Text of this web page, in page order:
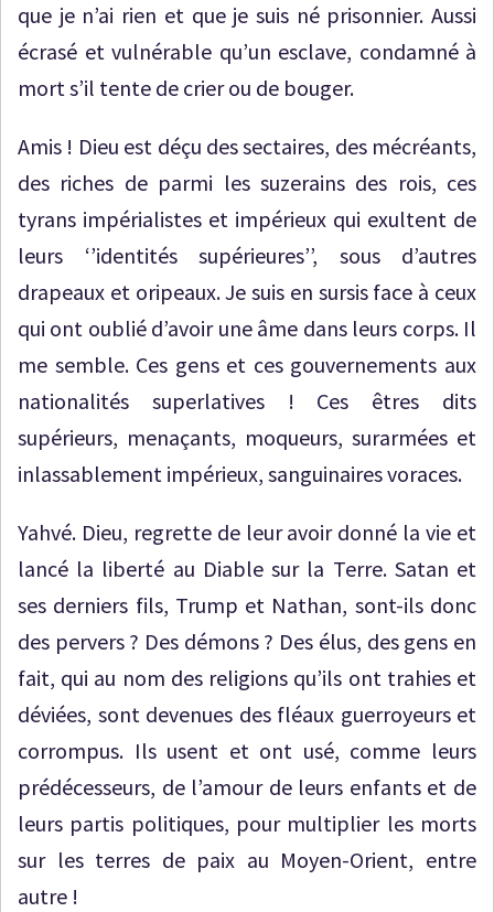
que je n’ai rien et que je suis né prisonnier. Aussi
écrasé et vulnérable qu’un esclave, condamné à
mort s’il tente de crier ou de bouger.
Amis ! Dieu est déçu des sectaires, des mécréants,
des riches de parmi les suzerains des rois, ces
tyrans impérialistes et impérieux qui exultent de
leurs ‘’identités supérieures’’, sous d’autres
drapeaux et oripeaux. Je suis en sursis face à ceux
qui ont oublié d’avoir une âme dans leurs corps. Il
me semble. Ces gens et ces gouvernements aux
nationalités superlatives ! Ces êtres dits
supérieurs, menaçants, moqueurs, surarmées et
inlassablement impérieux, sanguinaires voraces.
Yahvé. Dieu, regrette de leur avoir donné la vie et
lancé la liberté au Diable sur la Terre. Satan et
ses derniers fils, Trump et Nathan, sont-ils donc
des pervers ? Des démons ? Des élus, des gens en
fait, qui au nom des religions qu’ils ont trahies et
déviées, sont devenues des fléaux guerroyeurs et
corrompus. Ils usent et ont usé, comme leurs
prédécesseurs, de l’amour de leurs enfants et de
leurs partis politiques, pour multiplier les morts
sur les terres de paix au Moyen-Orient, entre
autre !